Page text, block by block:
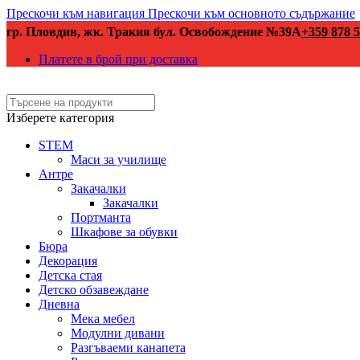
Прескочи към навигация Прескочи към основното съдържание
гр. Пловдив, жк. Тракия бул. Освобождение №39А+359 878
Платете в брой при доставка
Изберете категория
STEM
Маси за училище
Антре
Закачалки
Закачалки
Портманта
Шкафове за обувки
Бюра
Декорация
Детска стая
Детско обзавеждане
Дневна
Мека мебел
Модулни дивани
Разгъваеми канапета